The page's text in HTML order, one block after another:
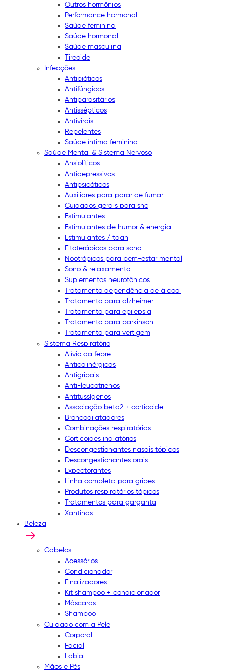
Outros hormônios
Performance hormonal
Saúde feminina
Saúde hormonal
Saúde masculina
Tireoide
Infecções
Antibióticos
Antifúngicos
Antiparasitários
Antissépticos
Antivirais
Repelentes
Saúde íntima feminina
Saúde Mental & Sistema Nervoso
Ansiolíticos
Antidepressivos
Antipsicóticos
Auxiliares para parar de fumar
Cuidados gerais para snc
Estimulantes
Estimulantes de humor & energia
Estimulantes / tdah
Fitoterápicos para sono
Nootrópicos para bem-estar mental
Sono & relaxamento
Suplementos neurotônicos
Tratamento dependência de álcool
Tratamento para alzheimer
Tratamento para epilepsia
Tratamento para parkinson
Tratamento para vertigem
Sistema Respiratório
Alívio da febre
Anticolinérgicos
Antigripais
Anti-leucotrienos
Antitussígenos
Associação beta2 + corticoide
Broncodilatadores
Combinações respiratórias
Corticoides inalatórios
Descongestionantes nasais tópicos
Descongestionantes orais
Expectorantes
Linha completa para gripes
Produtos respiratórios tópicos
Tratamentos para garganta
Xantinas
Beleza
Cabelos
Acessórios
Condicionador
Finalizadores
Kit shampoo + condicionador
Máscaras
Shampoo
Cuidado com a Pele
Corporal
Facial
Labial
Mãos e Pés